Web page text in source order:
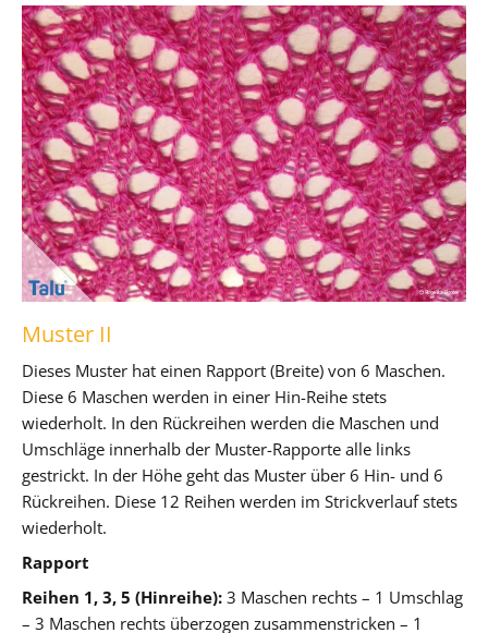
Muster II
Dieses Muster hat einen Rapport (Breite) von 6 Maschen.
Diese 6 Maschen werden in einer Hin-Reihe stets
wiederholt. In den Rückreihen werden die Maschen und
Umschläge innerhalb der Muster-Rapporte alle links
gestrickt. In der Höhe geht das Muster über 6 Hin- und 6
Rückreihen. Diese 12 Reihen werden im Strickverlauf stets
wiederholt.
Rapport
Reihen 1, 3, 5 (Hinreihe): 3 Maschen rechts – 1 Umschlag
– 3 Maschen rechts überzogen zusammenstricken – 1